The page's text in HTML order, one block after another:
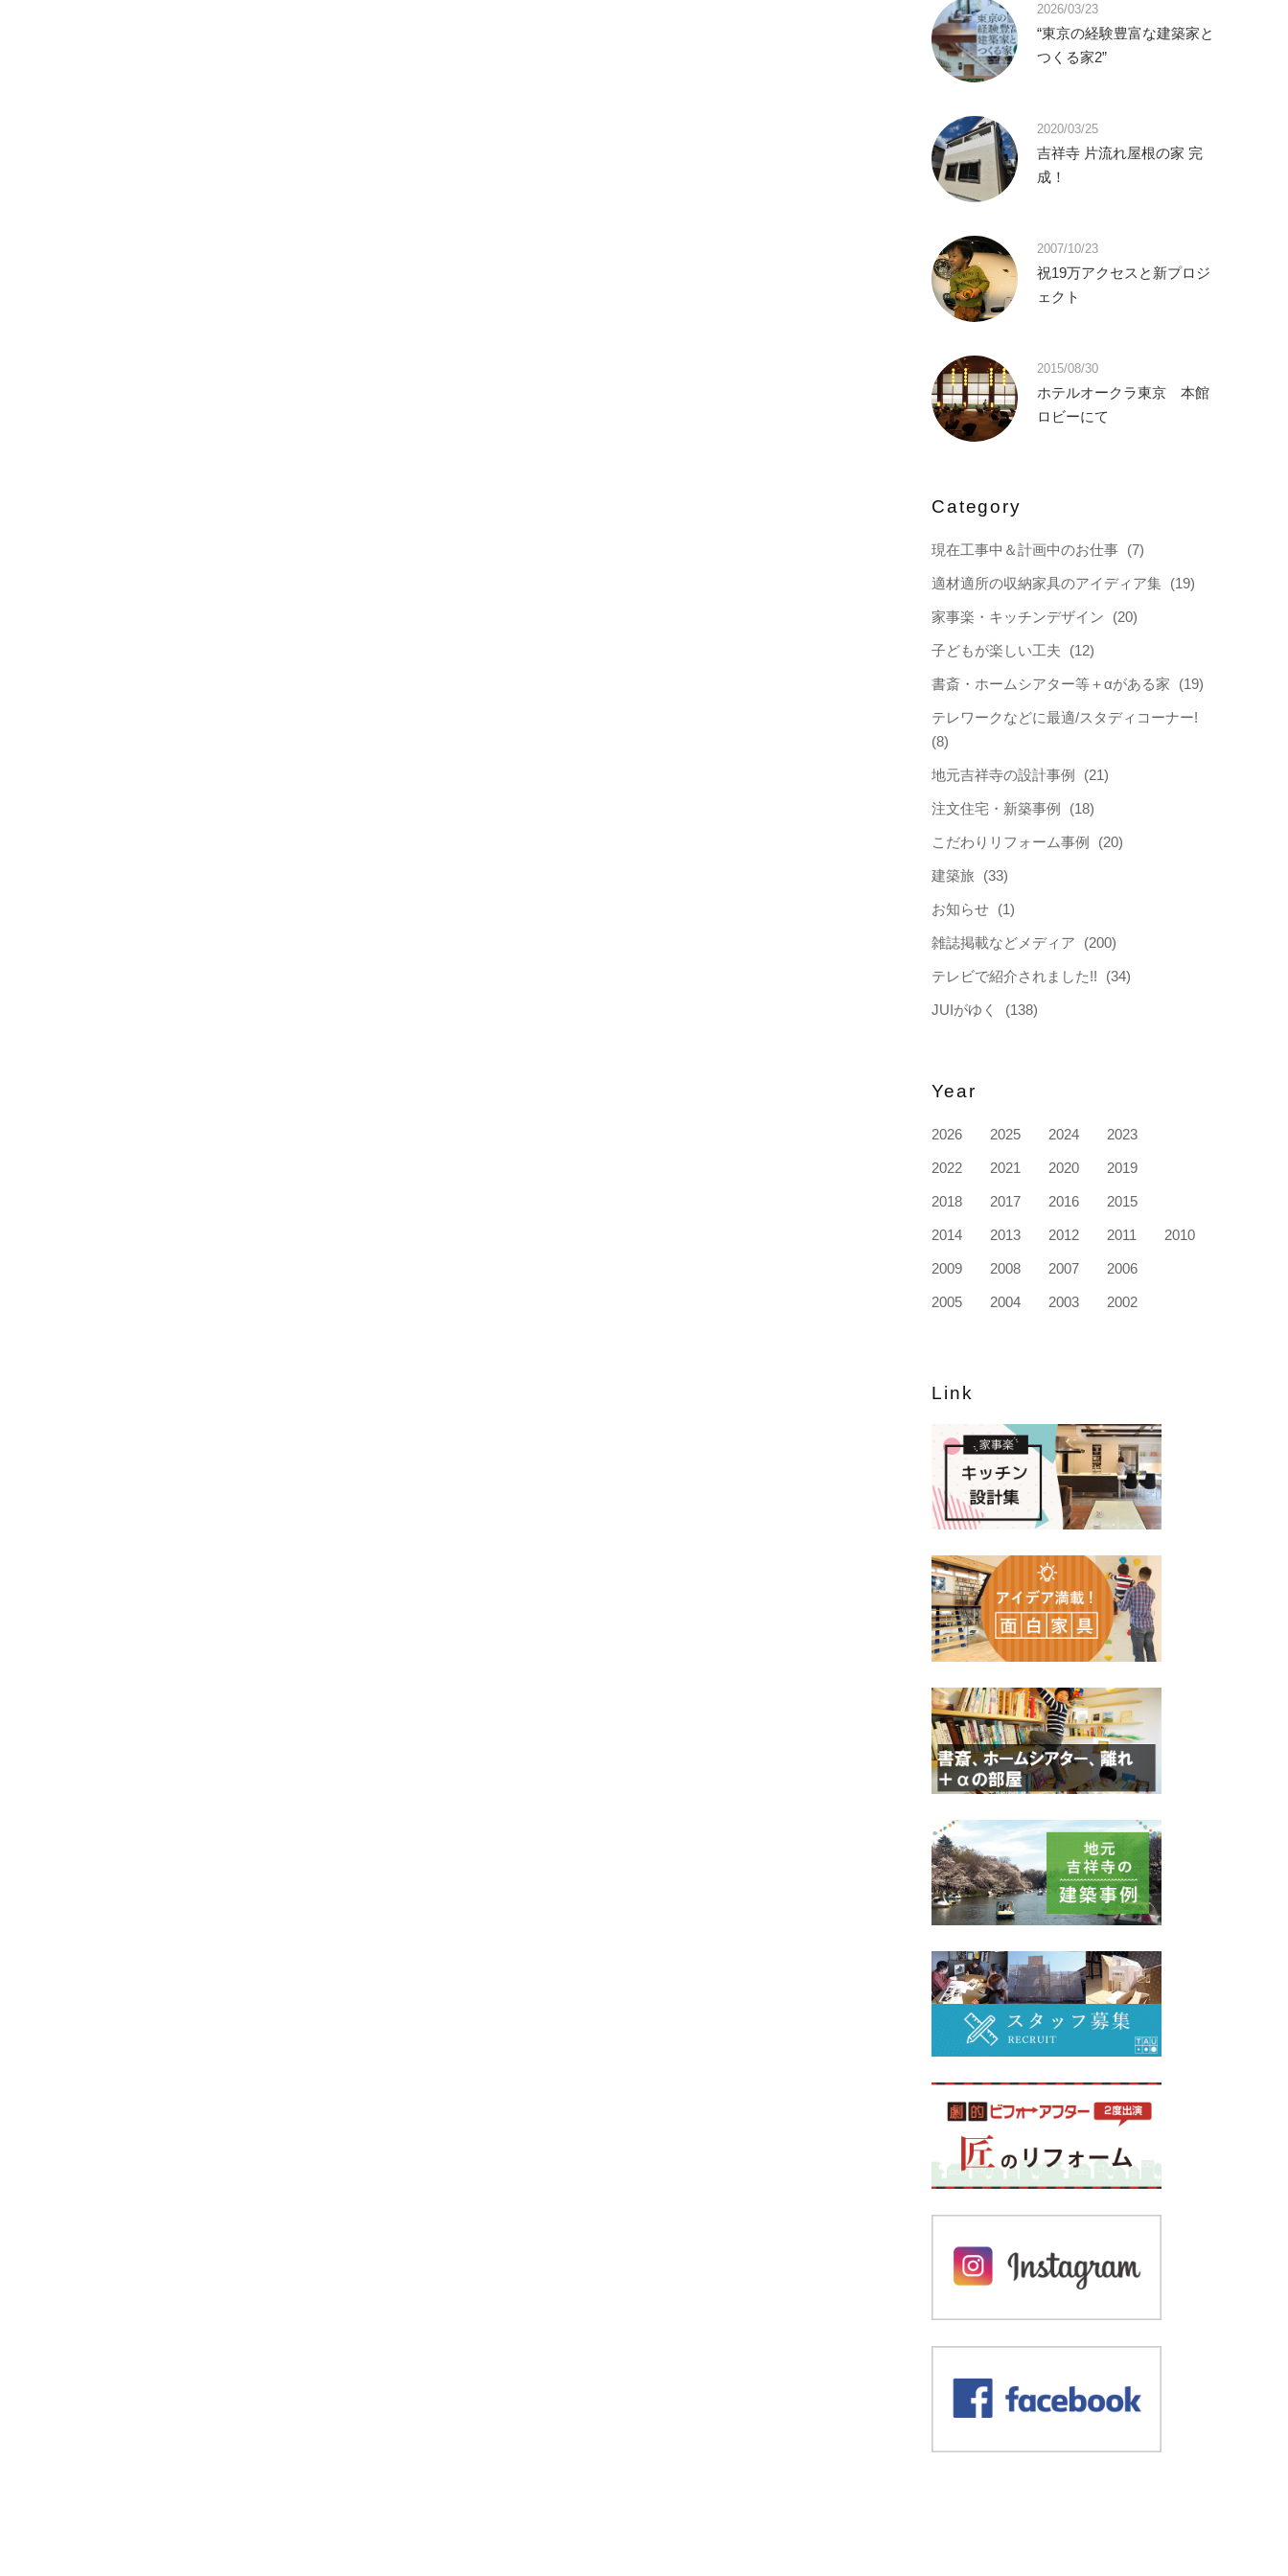
2026/03/23
“東京の経験豊富な建築家と
つくる家2”
2020/03/25
吉祥寺 片流れ屋根の家 完
成！
2007/10/23
祝19万アクセスと新プロジ
ェクト
2015/08/30
ホテルオークラ東京 本館
ロビーにて
Category
現在工事中＆計画中のお仕事 (7)
適材適所の収納家具のアイディア集 (19)
家事楽・キッチンデザイン (20)
子どもが楽しい工夫 (12)
書斎・ホームシアター等＋αがある家 (19)
テレワークなどに最適/スタディコーナー!
(8)
地元吉祥寺の設計事例 (21)
注文住宅・新築事例 (18)
こだわりリフォーム事例 (20)
建築旅 (33)
お知らせ (1)
雑誌掲載などメディア (200)
テレビで紹介されました!! (34)
JUIがゆく (138)
Year
2026 2025 2024 2023
2022 2021 2020 2019
2018 2017 2016 2015
2014 2013 2012 2011 2010
2009 2008 2007 2006
2005 2004 2003 2002
Link